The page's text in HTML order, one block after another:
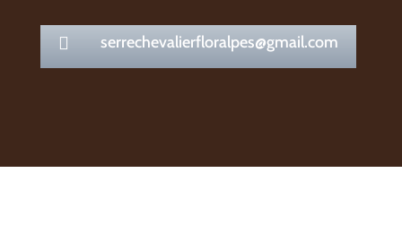
 serrechevalierfloralpes@gmail.com